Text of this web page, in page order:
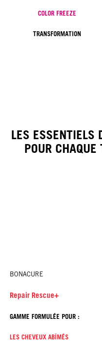
COLOR FREEZE
TRANSFORMATION
LES ESSENTIELS
POUR
BONACURE
Repair Rescue+
GAMME FORMULÉE POUR :
LES CHEVEUX ABÎMÉS